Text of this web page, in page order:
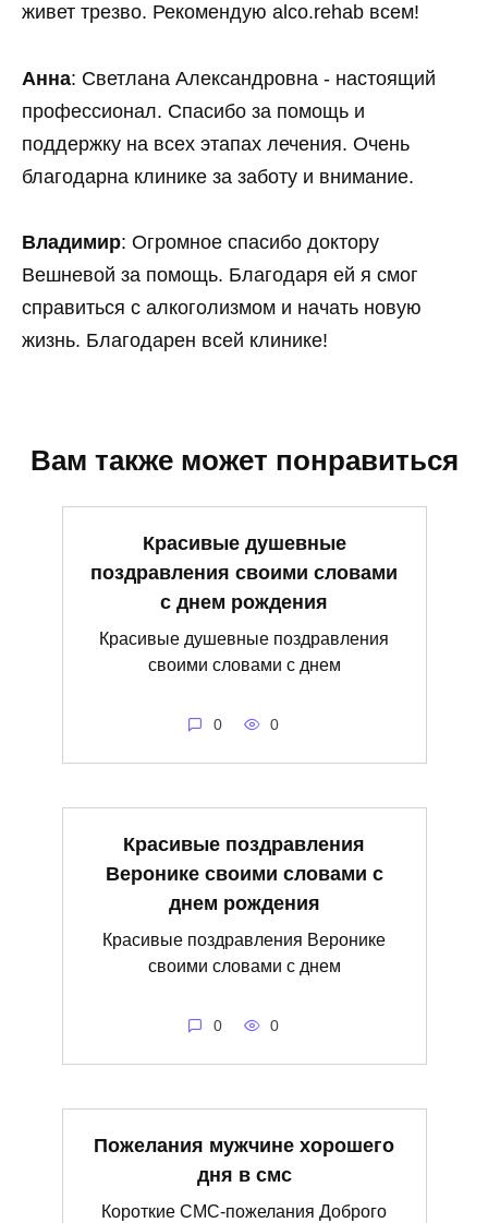
живет трезво. Рекомендую alco.rehab всем!
Анна: Светлана Александровна - настоящий
профессионал. Спасибо за помощь и
поддержку на всех этапах лечения. Очень
благодарна клинике за заботу и внимание.
Владимир: Огромное спасибо доктору
Вешневой за помощь. Благодаря ей я смог
справиться с алкоголизмом и начать новую
жизнь. Благодарен всей клинике!
Вам также может понравиться
Красивые душевные
поздравления своими словами
с днем рождения
Красивые душевные поздравления
своими словами с днем
0 0
Красивые поздравления
Веронике своими словами с
днем рождения
Красивые поздравления Веронике
своими словами с днем
0 0
Пожелания мужчине хорошего
дня в смс
Короткие СМС-пожелания Доброго